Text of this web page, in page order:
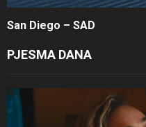
San Diego – SAD
PJESMA DANA